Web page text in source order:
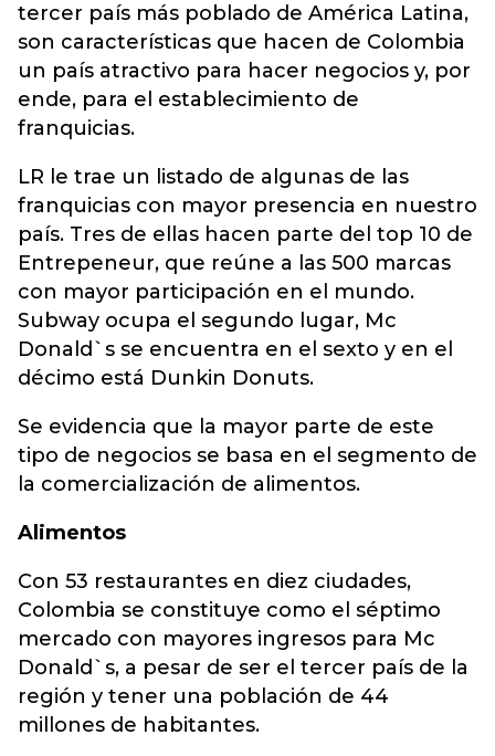
tercer país más poblado de América Latina,
son características que hacen de Colombia
un país atractivo para hacer negocios y, por
ende, para el establecimiento de
franquicias.
LR le trae un listado de algunas de las
franquicias con mayor presencia en nuestro
país. Tres de ellas hacen parte del top 10 de
Entrepeneur, que reúne a las 500 marcas
con mayor participación en el mundo.
Subway ocupa el segundo lugar, Mc
Donald`s se encuentra en el sexto y en el
décimo está Dunkin Donuts.
Se evidencia que la mayor parte de este
tipo de negocios se basa en el segmento de
la comercialización de alimentos.
Alimentos
Con 53 restaurantes en diez ciudades,
Colombia se constituye como el séptimo
mercado con mayores ingresos para Mc
Donald`s, a pesar de ser el tercer país de la
región y tener una población de 44
millones de habitantes.